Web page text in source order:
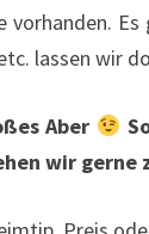
lassen wir
Aber
wir gerne